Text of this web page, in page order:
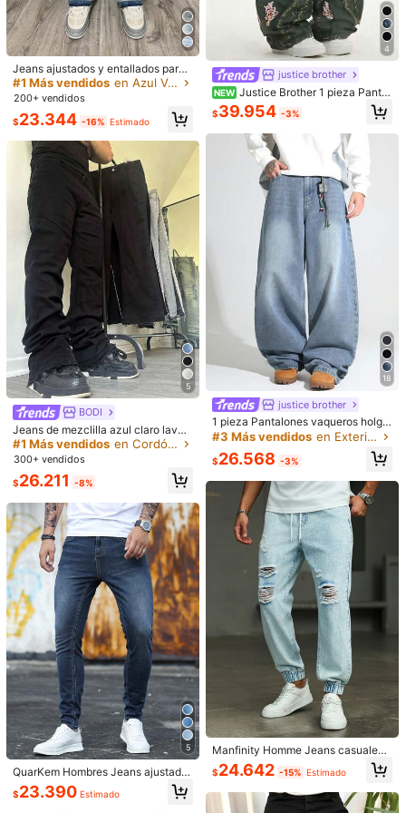
38 40
Guía de Tallas
Envío a Chile
Envío gratis(Pedidos ≥ $24.990)
Entrega estimada:5-10 Días laborables
Devoluciones gratuitas
Pagos seguros · Protección de privacidad
3,33 (3) Ver más
Pequeña
0%
La talla corresponde
100%
Grande
disfraces(1) no es como en la foto
p***2 Color: Azul lavado oscuro / Talla: 32
質感很好，價錢優惠，有機會會再購入
Útil(0)
8***8
コスパ良しサイズも良さそうです。
Útil
t***7 Color: Azul lavado oscuro / Talla: 33
薄いし画像と違うし、別物です
Útil
Detalles Del Producto
Material:
Mezclilla
Composición:
70% Algodón, 24% Poliéster, 4% Viscosa, 2% Elastano
Ver más
Fashion clothing jeans
4,73 85 Seguidores
4,73 85 Seguidores
4,73 85 Seguidores
85 Seguidores
Seguir
Jeans ajustados y entallados para
hombres con roturas, jeans con pier
na acampanada y bajo deshilachad
aterales, de estilo casual versátil
#1 Más vendidos en Azul Vaqueros de hombre
¡Casi agotado!
#1 Más vendidos en Azul Vaqueros de hombre
¡Casi agotado!
#1 Más vendidos en Azul Vaqueros de hombre
¡Casi agotado!
#1 Más vendidos en Azul Vaqueros de hombre
200+ vendidos
$23.344 -16% Estimado
5
BODI
Jeans de mezclilla azul claro lavad
os vintage, pantalones de pierna ac
ampanada con dobladillo deshilach
ntalones largos versátiles y estiliza
os de estilo callejero casual para el
día a día, pantalones largos de mez
clilla versátiles para todas las estac
iones
#1 Más vendidos en Cordón Vaqueros de hombre
300+ vendidos
$26.211 -8%
5
QuarKem Hombres Jeans ajustado
s algodón con bolsillo oblicuo
$23.390 Estimado
4
justice brother
NEW Justice Brother 1 pieza Pantal
ones vaqueros de mezclilla negros
para hombre con diseño único estil
D, moda versátil para todas las esta
ciones, pierna ancha, casual y cóm
odo (Cinturón/Accesorios no inclui
$39.954 -3%
18
justice brother
1 pieza Pantalones vaqueros holga
dos y lavados de estilo casual y an
ce Brother (cinturón y accesorios n
#3 Más vendidos en Exterior Vaqueros de hombre
$26.568 -3%
Manfinity Homme Jeans casuales
con cintura con cordón, bolsillos y
efecto desgastado para hombre
$24.642 -15% Estimado